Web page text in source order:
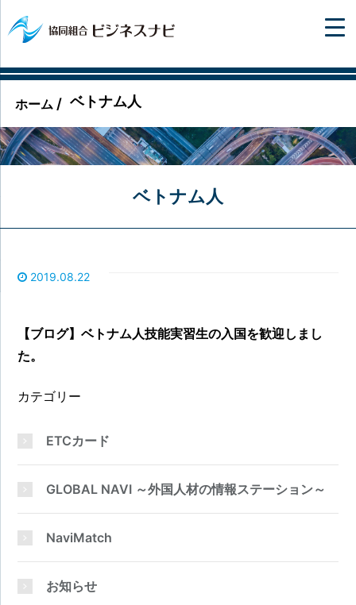
ホーム / ベトナム人
ベトナム人
2019.08.22
【ブログ】ベトナム人技能実習生の入国を歓迎しまし
た。
カテゴリー
ETCカード
GLOBAL NAVI ～外国人材の情報ステーション～
NaviMatch
お知らせ